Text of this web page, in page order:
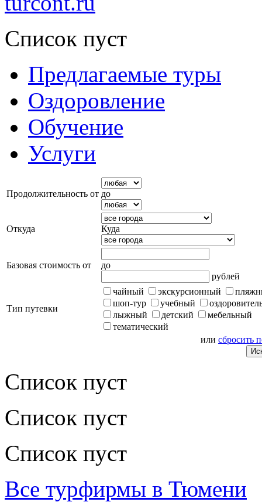
Список пуст
Предлагаемые туры
Оздоровление
Обучение
Услуги
Продолжительность от до
Откуда Куда
Базовая стоимость от
до
рублей
Тип путевки
чайный экскурсионный
шоп-тур
учебный
лыжный
детский
мебельный
тематический
или сбросить
Список пуст
Список пуст
Список пуст
Все турфирмы в Тюмени